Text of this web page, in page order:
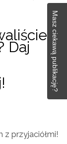
Daj
z przyjaciółmi!
Masz ciekawą publikację?